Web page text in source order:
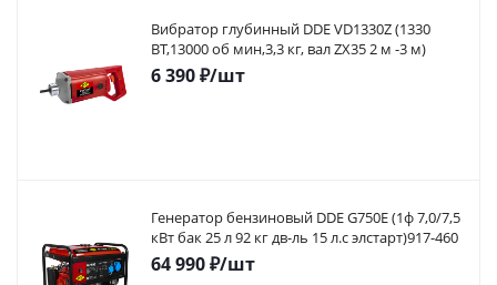
Вибратор глубинный DDE VD1330Z (1330
ВТ,13000 об мин,3,3 кг, вал ZX35 2 м -3 м)
6 390₽/шт
Генератор бензиновый DDE G750E (1ф 7,0/7,5
кВт бак 25 л 92 кг дв-ль 15 л.с элстарт)917-460
64 990₽/шт